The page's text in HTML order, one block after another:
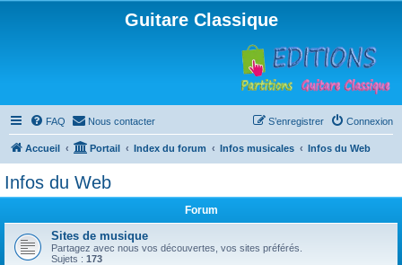
Guitare Classique
FAQ Nous contacter Connexion
S’enregistrer
Accueil Portail Index du forum Infos musicales Infos du Web
Infos du Web
Forum
Sites de musique
Partagez avec nous vos découvertes, vos sites préférés.
Sujets : 173